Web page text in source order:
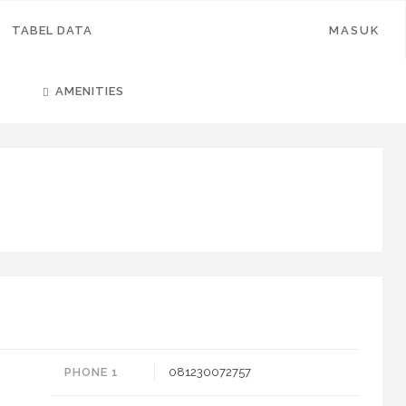
TABEL DATA MASUK
AMENITIES
PHONE 1 081230072757